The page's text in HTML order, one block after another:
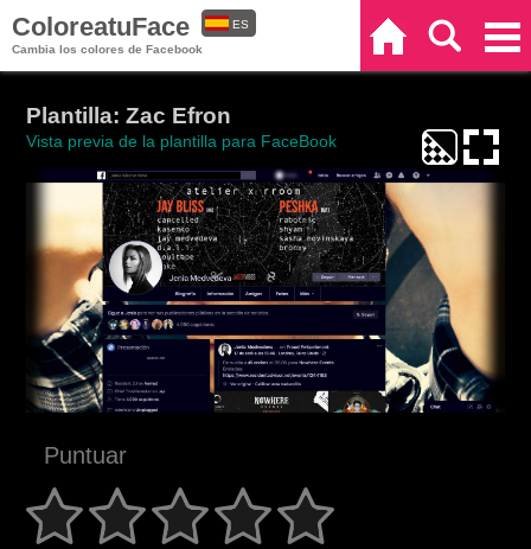
ColoreatuFace
Cambia los colores de Facebook
ES
Plantilla: Zac Efron
Vista previa de la plantilla para FaceBook
Puntuar